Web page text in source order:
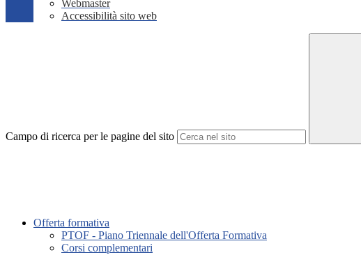
Webmaster
Accessibilità sito web
Campo di ricerca per le pagine del sito
Offerta formativa
PTOF - Piano Triennale dell'Offerta Formativa
Corsi complementari